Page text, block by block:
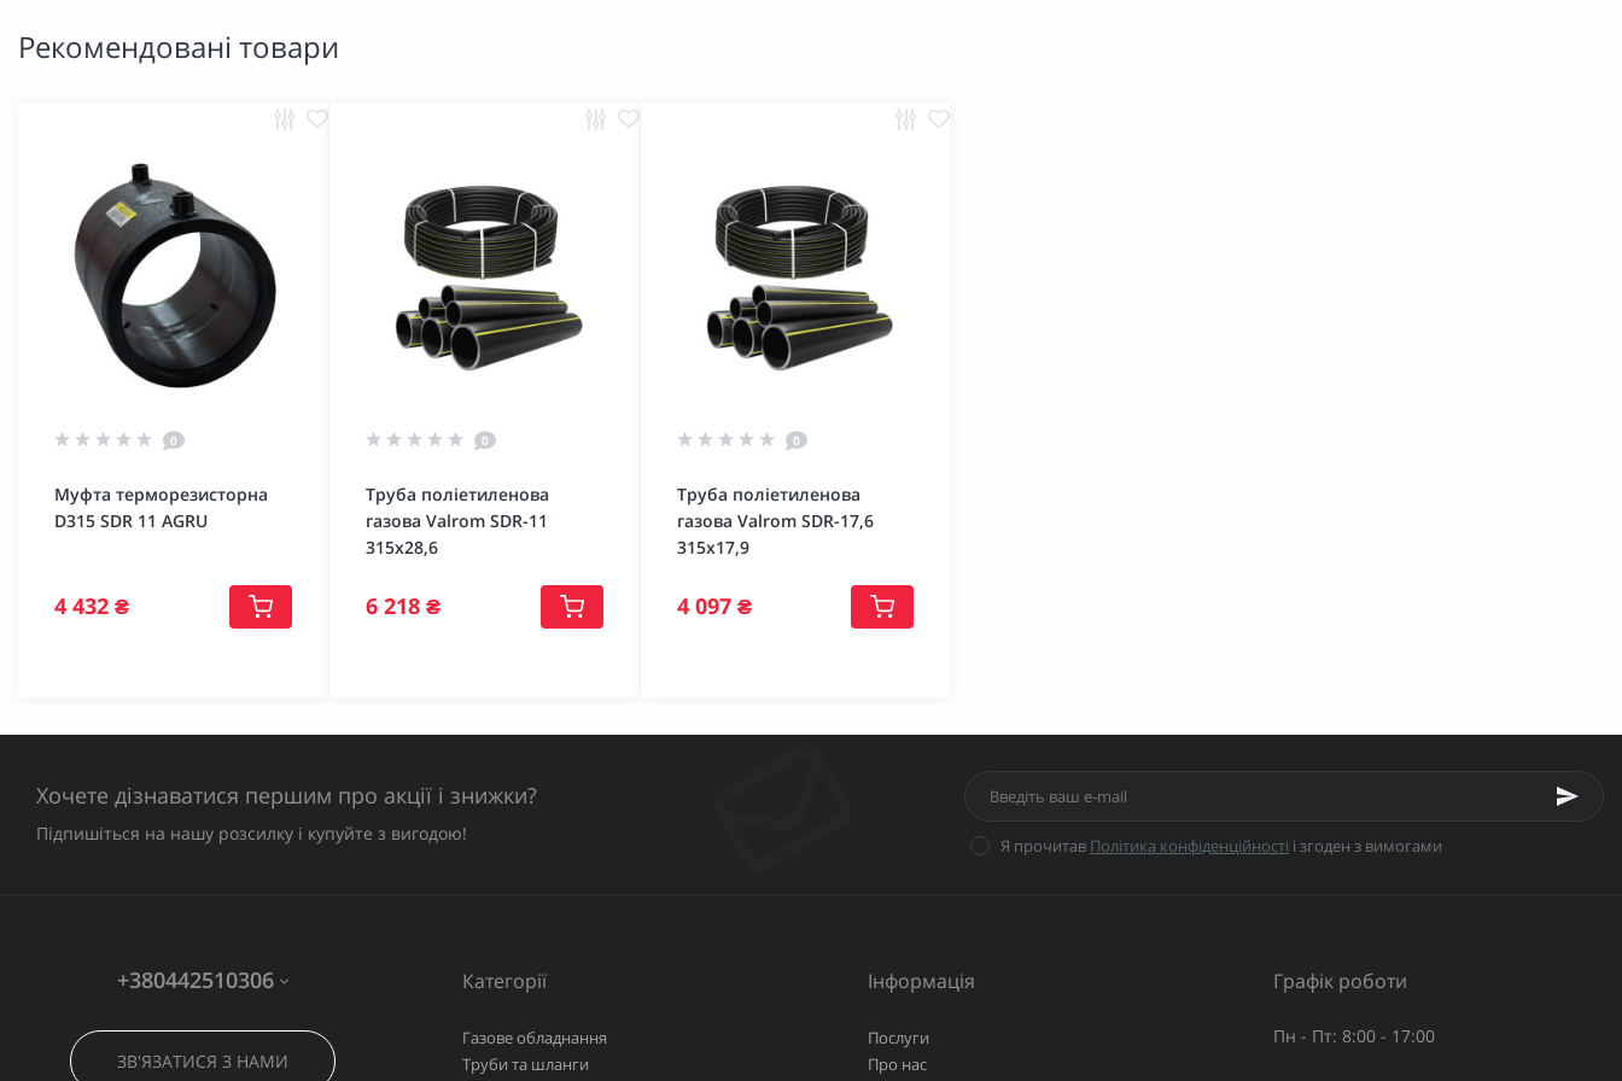
Рекомендовані товари
0
Муфта терморезисторна
D315 SDR 11 AGRU
4 432 ₴
0
Труба поліетиленова
газова Valrom SDR-11
315х28,6
6 218 ₴
0
Труба поліетиленова
газова Valrom SDR-17,6
315х17,9
4 097 ₴
Хочете дізнаватися першим про акції і знижки?
Підпишіться на нашу розсилку і купуйте з вигодою!
Я прочитав Політика конфіденційності і згоден з вимогами
+380442510306
ЗВ'ЯЗАТИСЯ З НАМИ
Категорії
Газове обладнання
Труби та шланги
Інформація
Послуги
Про нас
Графік роботи
Пн - Пт: 8:00 - 17:00